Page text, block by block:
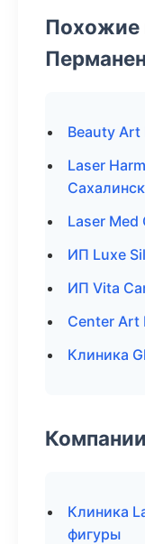
Похожие
Beauty
Laser
Сахалинск
Laser
ИП Luxe
ИП Vita
Center Art
Клиника
Клиника
фигуры